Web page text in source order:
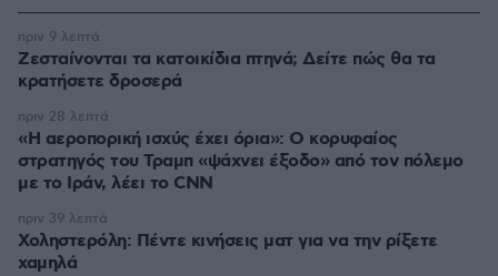
Ζεσταίνονται τα κατοικίδια πτηνά; Δείτε πώς θα τα
κρατήσετε δροσερά
πριν 9 λεπτά
«Η αεροπορική ισχύς έχει όρια»: Ο κορυφαίος
στρατηγός του Τραμπ «ψάχνει έξοδο» από τον πόλεμο
με το Ιράν, λέει το CNN
πριν 28 λεπτά
Χοληστερόλη: Πέντε κινήσεις ματ για να την ρίξετε
χαμηλά
πριν 39 λεπτά